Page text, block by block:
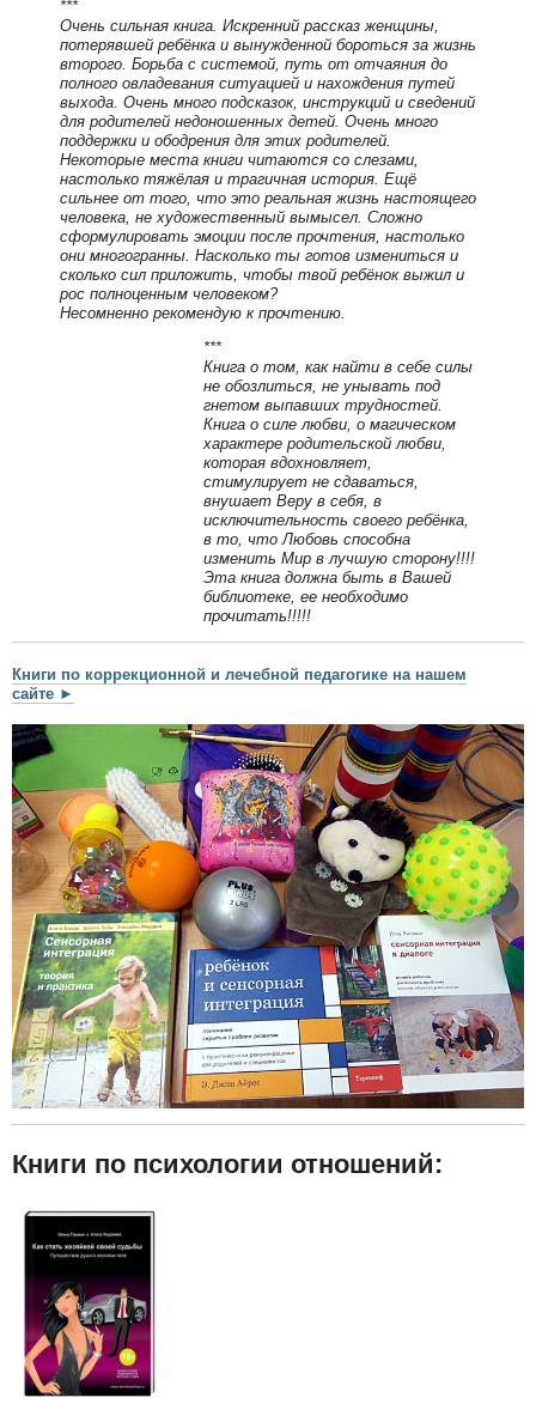
***
Очень сильная книга. Искренний рассказ женщины,
потерявшей ребёнка и вынужденной бороться за жизнь
второго. Борьба с системой, путь от отчаяния до
полного овладевания ситуацией и нахождения путей
выхода. Очень много подсказок, инструкций и сведений
для родителей недоношенных детей. Очень много
поддержки и ободрения для этих родителей.
Некоторые места книги читаются со слезами,
настолько тяжёлая и трагичная история. Ещё
сильнее от того, что это реальная жизнь настоящего
человека, не художественный вымысел. Сложно
сформулировать эмоции после прочтения, настолько
они многогранны. Насколько ты готов измениться и
сколько сил приложить, чтобы твой ребёнок выжил и
рос полноценным человеком?
Несомненно рекомендую к прочтению.
***
Книга о том, как найти в себе силы
не обозлиться, не унывать под
гнетом выпавших трудностей.
Книга о силе любви, о магическом
характере родительской любви,
которая вдохновляет,
стимулирует не сдаваться,
внушает Веру в себя, в
исключительность своего ребёнка,
в то, что Любовь способна
изменить Мир в лучшую сторону!!!!
Эта книга должна быть в Вашей
библиотеке, ее необходимо
прочитать!!!!!
Книги по коррекционной и лечебной педагогике на нашем
сайте ►
Книги по психологии отношений: